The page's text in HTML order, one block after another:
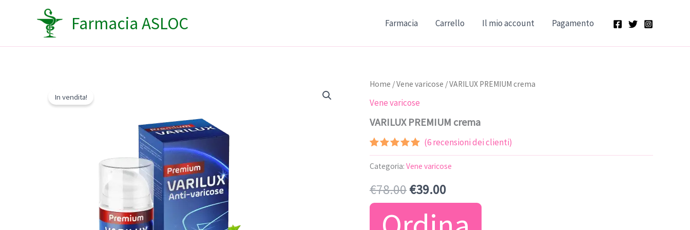
Farmacia ASLOC Farmacia Carrello Il mio account Pagamento
In vendita!
Home /Vene varicose / VARILUX PREMIUM crema
Vene varicose
VARILUX PREMIUM crema
Valutato
5.00su 5
su base
6
recensioni
(6recensioni dei clienti)
Categoria: Vene varicose
€78.00Il
prezzo
€39.00Il
prezzo